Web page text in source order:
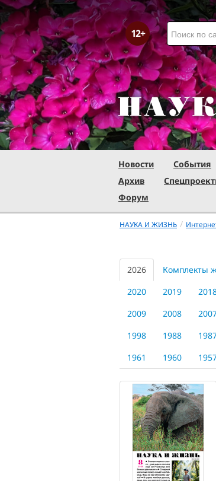
Новости События
Архив
Форум
НАУКА И ЖИЗНЬ /
2026 Комплекты
2020
2019
2009
2008
1998
1988
1961
1960